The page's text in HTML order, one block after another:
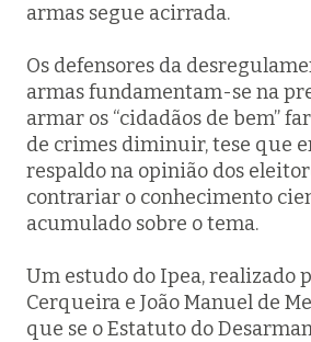
armas segue acirrada.
Os defensores da
armas fundamentam-se na
armar os “cidadãos de bem”
de crimes diminuir, tese que
respaldo na opinião dos
contrariar o conhecimento
acumulado sobre o tema.
Um estudo do Ipea, realizado
Cerqueira e João Manuel de
que se o Estatuto do